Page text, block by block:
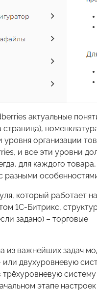
актуальные
страница),
уровня организации
и все эти уровни
для каждого
разными
который работает
1С-Битрикс,
задано) – торговые
из важнейших задач
или двухуровневую
трёхуровневую систему
этапе